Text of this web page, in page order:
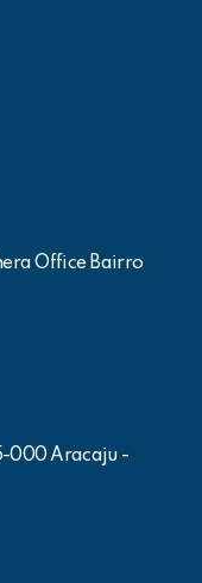
Office Bairro
000 Aracaju -